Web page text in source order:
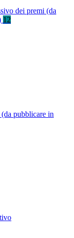
dei premi (da
12
pubblicare in